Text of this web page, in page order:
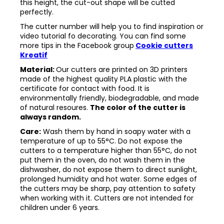
this height, the cut-out shape will be cutted
perfectly.
The cutter number will help you to find inspiration or
video tutorial fo decorating. You can find some
more tips in the Facebook group Cookie cutters
Kreatif
Material:Our cutters are printed on 3D printers
made of the highest quality PLA plastic with the
certificate for contact with food. It is
environmentally friendly, biodegradable, and made
of natural resoures. The color of the cutter is
always random.
Care: Wash them by hand in soapy water with a
temperature of up to 55°C. Do not expose the
cutters to a temperature higher than 55°C, do not
put them in the oven, do not wash them in the
dishwasher, do not expose them to direct sunlight,
prolonged humidity and hot water. Some edges of
the cutters may be sharp, pay attention to safety
when working with it. Cutters are not intended for
children under 6 years.